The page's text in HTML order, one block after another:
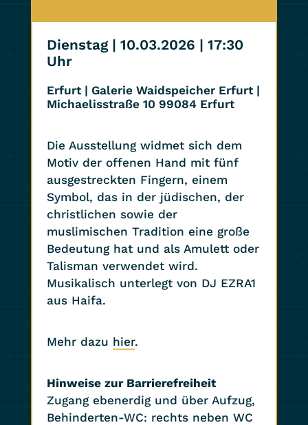
Dienstag | 10.03.2026 | 17:30
Uhr
Erfurt | Galerie Waidspeicher Erfurt |
Michaelisstraße 10 99084 Erfurt
Die Ausstellung widmet sich dem
Motiv der offenen Hand mit fünf
ausgestreckten Fingern, einem
Symbol, das in der jüdischen, der
christlichen sowie der
muslimischen Tradition eine große
Bedeutung hat und als Amulett oder
Talisman verwendet wird.
Musikalisch unterlegt von DJ EZRA1
aus Haifa.
Mehr dazu hier.
Hinweise zur Barrierefreiheit
Zugang ebenerdig und über Aufzug,
Behinderten-WC: rechts neben WC